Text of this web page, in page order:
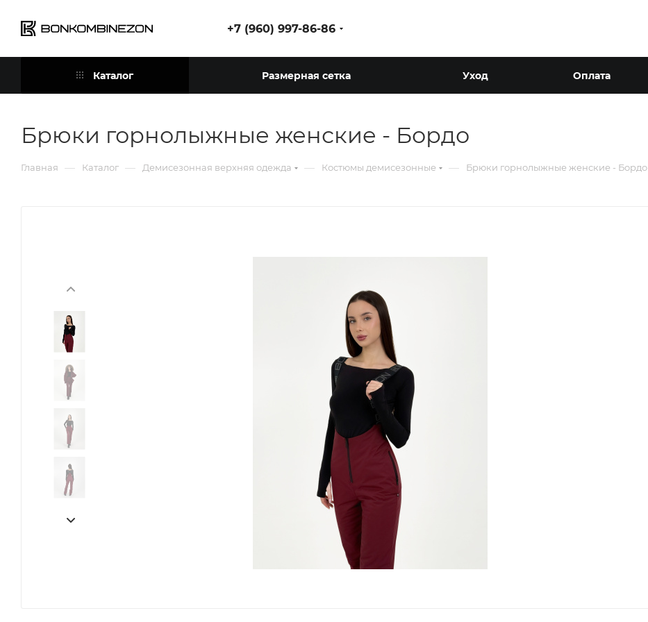
+7 (960) 997-86-86
Каталог Размерная сетка Уход Оплата
Брюки горнолыжные женские - Бордо
Главная — Каталог — Демисезонная верхняя одежда — Костюмы демисезонные — Брюки горнолыжные женские - Бордо